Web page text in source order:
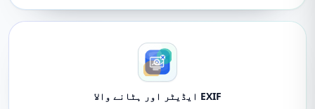
EXIF ایڈیٹر اور ہٹانے والا